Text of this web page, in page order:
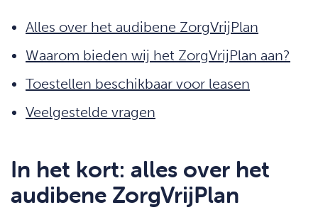
Alles over het audibene ZorgVrijPlan
Waarom bieden wij het ZorgVrijPlan aan?
Toestellen beschikbaar voor leasen
Veelgestelde vragen
In het kort: alles over het
audibene ZorgVrijPlan